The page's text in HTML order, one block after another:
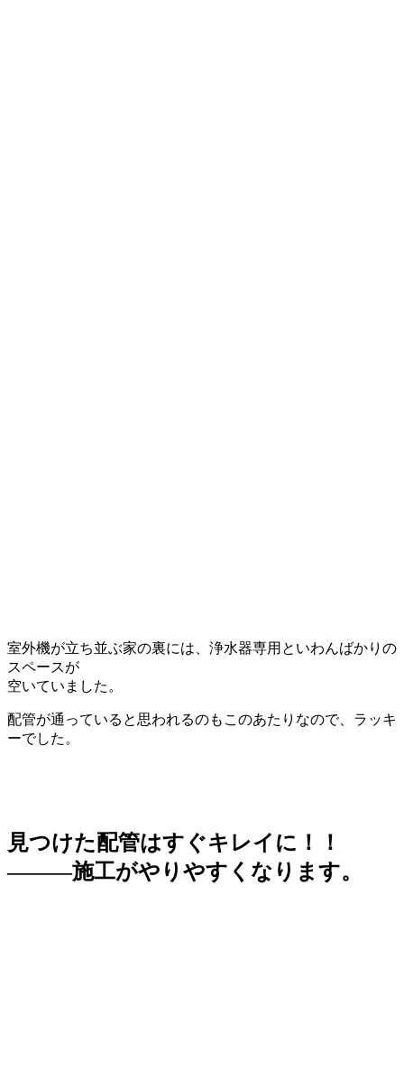
室外機が立ち並ぶ家の裏には、浄水器専用といわんばかりの
スペースが
空いていました。
配管が通っていると思われるのもこのあたりなので、ラッキ
ーでした。
見つけた配管はすぐキレイに！！
―――施工がやりやすくなります。